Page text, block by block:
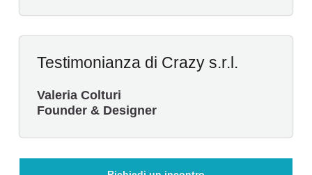
Testimonianza di Crazy s.r.l.
Valeria Colturi
Founder & Designer